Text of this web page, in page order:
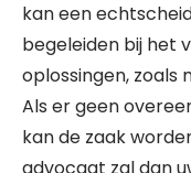
kan een
begeleiden bij het
oplossingen, zoals
Als er geen
kan de zaak